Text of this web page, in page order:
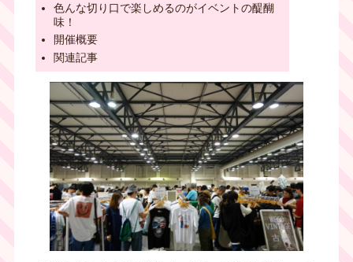
色んな切り口で楽しめるのがイベントの醍醐
味！
開催概要
関連記事